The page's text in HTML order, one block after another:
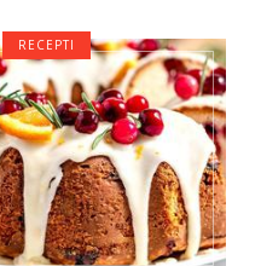
RECEPTI